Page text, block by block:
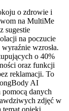
o zdrowie i
na MultiMe
sugestie
na poczucie
wzrosła.
o 40%
oraz funkcji
reklamacji. To
AI
danych
zdjęć w
opieki